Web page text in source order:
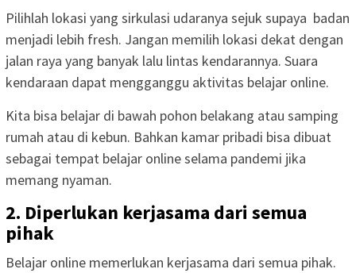
Pilihlah lokasi yang sirkulasi udaranya sejuk supaya badan
menjadi lebih fresh. Jangan memilih lokasi dekat dengan
jalan raya yang banyak lalu lintas kendarannya. Suara
kendaraan dapat mengganggu aktivitas belajar online.
Kita bisa belajar di bawah pohon belakang atau samping
rumah atau di kebun. Bahkan kamar pribadi bisa dibuat
sebagai tempat belajar online selama pandemi jika
memang nyaman.
2. Diperlukan kerjasama dari semua
pihak
Belajar online memerlukan kerjasama dari semua pihak.